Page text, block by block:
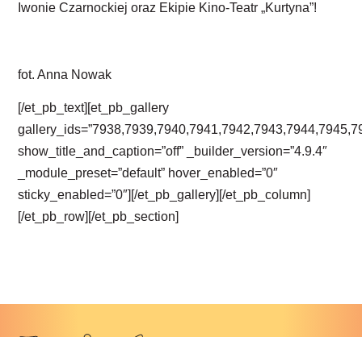
Iwonie Czarnockiej oraz Ekipie Kino-Teatr „Kurtyna”!
fot. Anna Nowak
[/et_pb_text][et_pb_gallery
show_title_and_caption=”off” _builder_version=”4.9.4″
_module_preset=”default” hover_enabled=”0″
sticky_enabled=”0″][/et_pb_gallery][/et_pb_column]
[/et_pb_row][/et_pb_section]